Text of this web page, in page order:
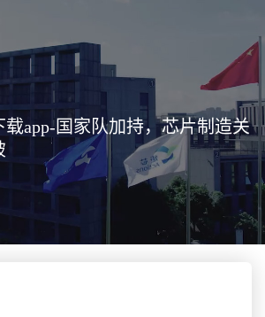
app-国家队加持，芯片制造关